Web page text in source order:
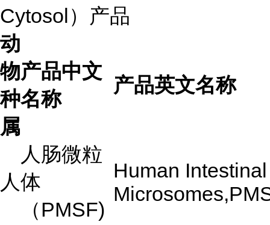
Cytosol）产品
动
物
种
属
产品中文
名称
产品英文名称
人
人肠微粒
体
（PMSF)
Human Intestinal